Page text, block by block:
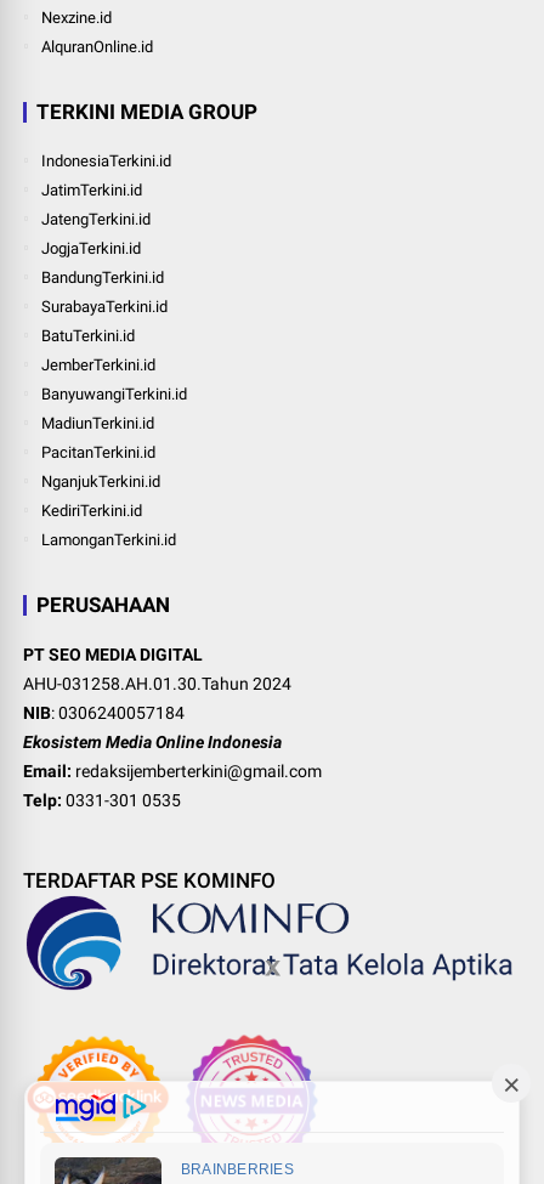
Nexzine.id
AlquranOnline.id
TERKINI MEDIA GROUP
IndonesiaTerkini.id
JatimTerkini.id
JatengTerkini.id
JogjaTerkini.id
BandungTerkini.id
SurabayaTerkini.id
BatuTerkini.id
JemberTerkini.id
BanyuwangiTerkini.id
MadiunTerkini.id
PacitanTerkini.id
NganjukTerkini.id
KediriTerkini.id
LamonganTerkini.id
PERUSAHAAN
PT SEO MEDIA DIGITAL
AHU-031258.AH.01.30.Tahun 2024
NIB: 0306240057184
Ekosistem Media Online Indonesia
Email: redaksijemberterkini@gmail.com
Telp: 0331-301 0535
TERDAFTAR PSE KOMINFO